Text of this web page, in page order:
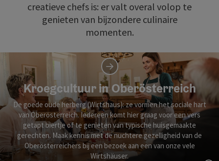
creatieve chefs is: er valt overal volop te
genieten van bijzondere culinaire
momenten.
Kroegcultuur in Oberösterreich
De goede oude herberg (Wirtshaus): ze vormen het sociale hart
van Oberösterreich. Iedereen komt hier graag voor een vers
getapt biertje of te genieten van typische huisgemaakte
gerechten. Maak kennis met de nuchtere gezelligheid van de
Oberösterreichers bij een bezoek aan een van onze vele
Wirtshäuser.